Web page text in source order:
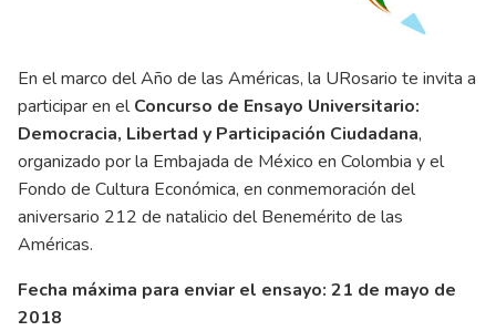
En el marco del Año de las Américas, la URosario te invita a
participar en elConcurso de Ensayo Universitario:
Democracia, Libertad y Participación Ciudadana,
organizado por la Embajada de México en Colombia y el
Fondo de Cultura Económica, en conmemoración del
aniversario 212 de natalicio del Benemérito de las
Américas.
Fecha máxima para enviar el ensayo: 21 de mayo de
2018